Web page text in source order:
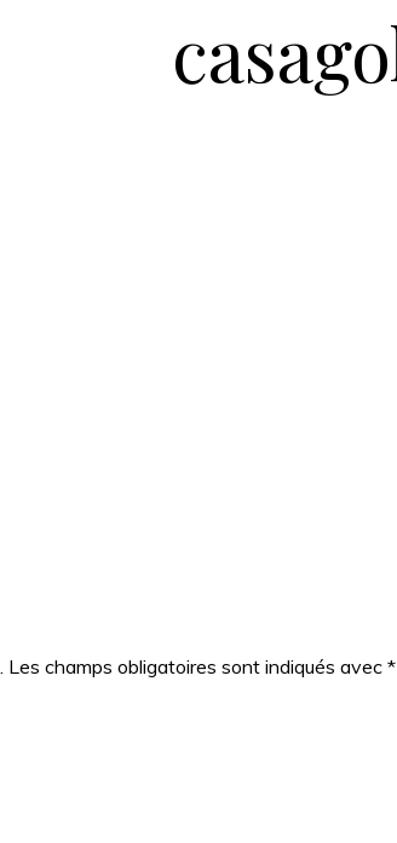
Les champs obligatoires sont indiqués avec *